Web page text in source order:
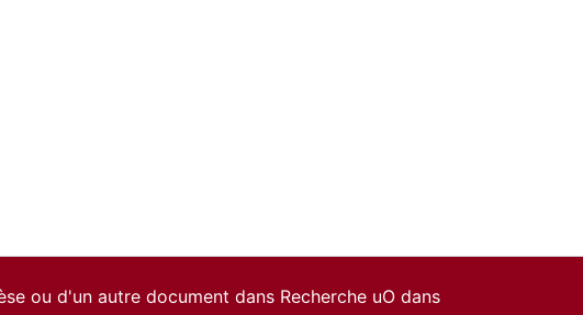
ou d'un autre document dans Recherche uO dans